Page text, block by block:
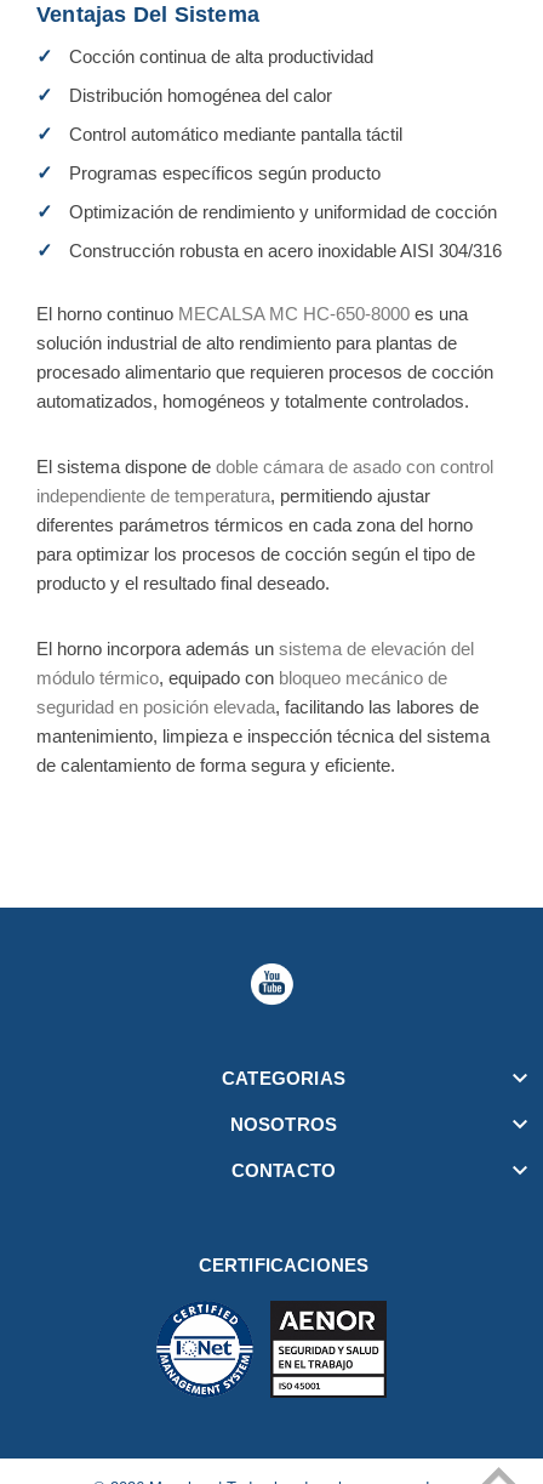
Ventajas Del Sistema
✓
Cocción continua de alta productividad
✓
Distribución homogénea del calor
✓
Control automático mediante pantalla táctil
✓
Programas específicos según producto
✓
Optimización de rendimiento y uniformidad de cocción
✓
Construcción robusta en acero inoxidable AISI 304/316
El horno continuo MECALSA MC HC-650-8000 es una
solución industrial de alto rendimiento para plantas de
procesado alimentario que requieren procesos de cocción
automatizados, homogéneos y totalmente controlados.
El sistema dispone de doble cámara de asado con control
independiente de temperatura, permitiendo ajustar
diferentes parámetros térmicos en cada zona del horno
para optimizar los procesos de cocción según el tipo de
producto y el resultado final deseado.
El horno incorpora además un sistema de elevación del
módulo térmico, equipado con bloqueo mecánico de
seguridad en posición elevada, facilitando las labores de
mantenimiento, limpieza e inspección técnica del sistema
de calentamiento de forma segura y eficiente.
CATEGORIAS 
NOSOTROS 
CONTACTO 
CERTIFICACIONES